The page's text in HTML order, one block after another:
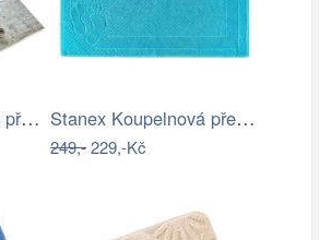
Bellatex koupelnová předložka 3D tisk… Stanex Koupelnová předložka Mexico…
249,-229,-Kč